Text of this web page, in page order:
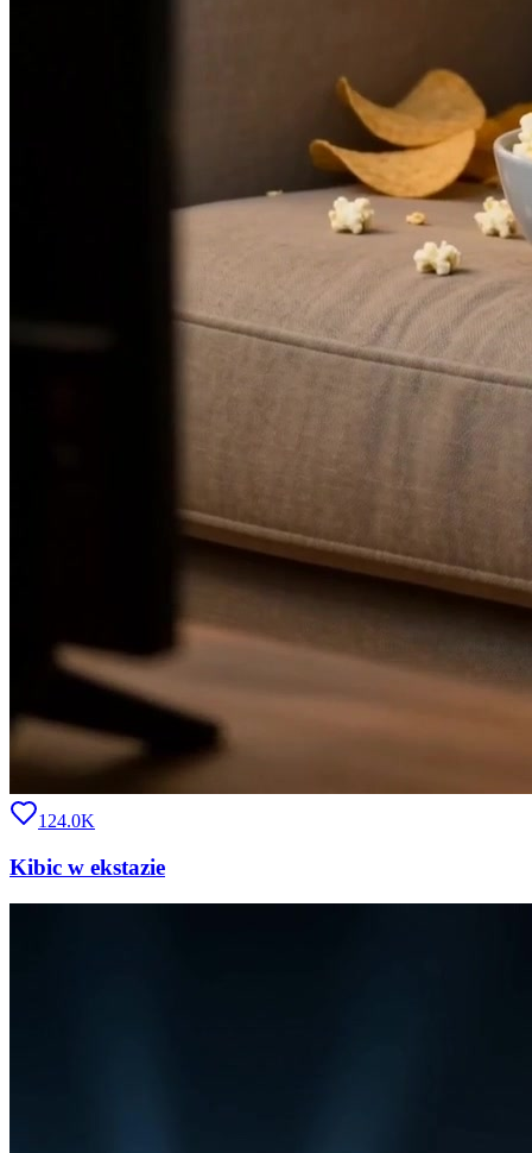
124.0K
Kibic w ekstazie